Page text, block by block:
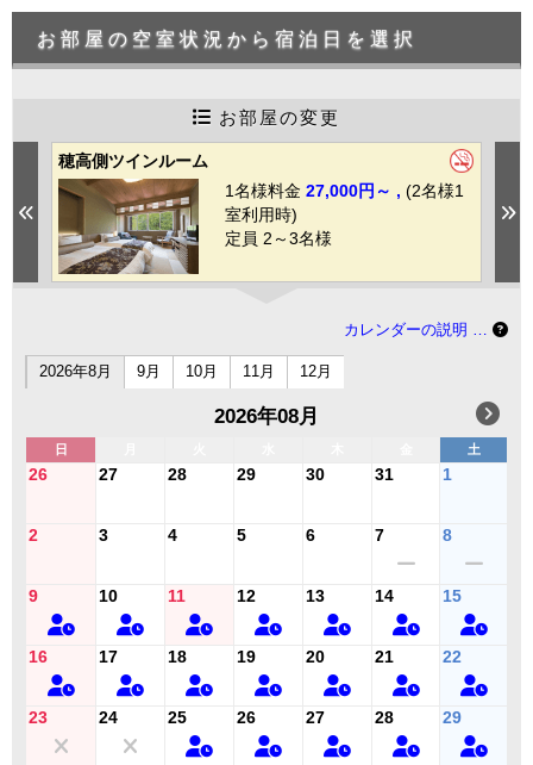
お部屋の空室状況から宿泊日を選択
お部屋の変更
Previous
穂高側ツインルーム
1名様料金 27,000円～ , (2名様1
室利用時)
定員 2～3名様
カレンダーの説明 …
2026年8月 9月 10月 11月 12月
2026年08月
日 土
26 27 28 29 30 31 1
2 3 4 5 6 7 8
9 10 11 12 13 14 15
16 17 18 19 20 21 22
23 24 25 26 27 28 29